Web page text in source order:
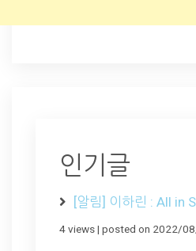
인기글
[알림] 이하린 : All in
4 views| posted on 2022/